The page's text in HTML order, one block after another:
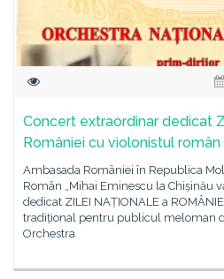
Concert extraordinar dedicat
României cu violonistul
Ambasada României în Republica
Român „Mihai Eminescu la Chișinău
dedicat ZILEI NAȚIONALE a
tradițional pentru publicul meloman
Orchestra